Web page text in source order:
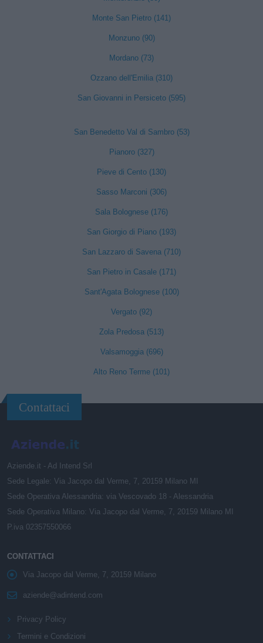
Monte San Pietro (141)
Monzuno (90)
Mordano (73)
Ozzano dell'Emilia (310)
San Giovanni in Persiceto (595)
San Benedetto Val di Sambro (53)
Pianoro (327)
Pieve di Cento (130)
Sasso Marconi (306)
Sala Bolognese (176)
San Giorgio di Piano (193)
San Lazzaro di Savena (710)
San Pietro in Casale (171)
Sant'Agata Bolognese (100)
Vergato (92)
Zola Predosa (513)
Valsamoggia (696)
Alto Reno Terme (101)
Contattaci
Aziende.it - Ad Intend Srl
Sede Legale: Via Jacopo dal Verme, 7, 20159 Milano MI
Sede Operativa Alessandria: via Vescovado 18 - Alessandria
Sede Operativa Milano: Via Jacopo dal Verme, 7, 20159 Milano MI
P.iva 02357550066
CONTATTACI
Via Jacopo dal Verme, 7, 20159 Milano
aziende@adintend.com
Privacy Policy
Termini e Condizioni